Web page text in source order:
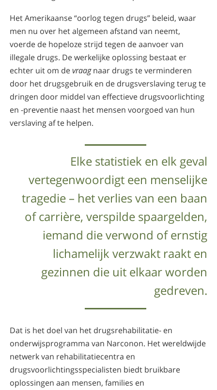
Het Amerikaanse “oorlog tegen drugs” beleid, waar
men nu over het algemeen afstand van neemt,
voerde de hopeloze strijd tegen de aanvoer van
illegale drugs. De werkelijke oplossing bestaat er
echter uit om devraagnaar drugs te verminderen
door het drugsgebruik en de drugsverslaving terug te
dringen door middel van effectieve drugsvoorlichting
en -preventie naast het mensen voorgoed van hun
verslaving af te helpen.
Elke statistiek en elk geval
vertegenwoordigt een menselijke
tragedie – het verlies van een baan
of carrière, verspilde spaargelden,
iemand die verwond of ernstig
lichamelijk verzwakt raakt en
gezinnen die uit elkaar worden
gedreven.
Dat is het doel van het drugsrehabilitatie- en
onderwijsprogramma van Narconon. Het wereldwijde
netwerk van rehabilitatiecentra en
drugsvoorlichtingsspecialisten biedt bruikbare
oplossingen aan mensen, families en